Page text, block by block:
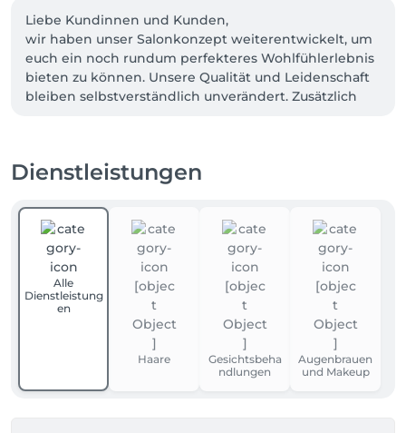
Liebe Kundinnen und Kunden,
wir haben unser Salonkonzept weiterentwickelt, um
euch ein noch rundum perfekteres Wohlfühlerlebnis
bieten zu können. Unsere Qualität und Leidenschaft
bleiben selbstverständlich unverändert. Zusätzlich
Konzept zu verwöhnen und euren Besuch bei uns
Euer Team von Jeanie Ilenz Hair & Make-up
Dienstleistungen
Alle
Dienstleistung
en
Haare
Gesichtsbeha
ndlungen
Augenbrauen
und Makeup